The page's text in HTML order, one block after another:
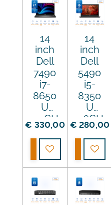
14
inch
Dell
7490
i7-
8650
U
4.2GH
z
16GB
DDR4
256G
B SSD
€ 330,00
Bekijk details
14
inch
Dell
5490
i5-
8350
U
3.6GH
z
16GB
DDR4
256G
B SSD
Touch
scree
€ 280,00
Bekijk